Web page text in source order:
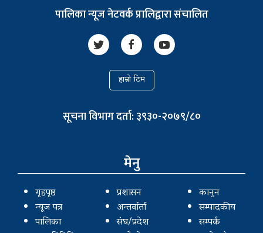
पालिका न्यूज नेटवर्क प्रालिद्वारा संचालित
हाम्रो टिम
सूचना विभाग दर्ता: ३९३०-२०७९/८०
मेनु
गृहपृष्ठ
न्यूज पत्र
पालिका
प्रशासन
अन्तर्वार्ता
संघ/प्रदेश
कानुन
सम्पादकीय
सम्पर्क